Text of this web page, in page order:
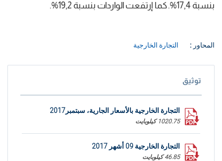
بنسبة 17,4%. كما إرتفعت الواردات بنسبة 19,2%.
المحاور : التجارة الخارجية
توثيق
التجارة الخارجية بالأسعار الجارية، سبتمبر2017
1020.75 كيلوبايت
التجارة الخارجية 09 أشهر 2017
46.85 كيلوبايت